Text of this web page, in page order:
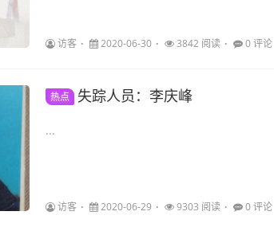
访客 2020-06-30 3842 阅读 0 评论
热点 失踪人员：李庆峰
...
访客 2020-06-29 9303 阅读 0 评论